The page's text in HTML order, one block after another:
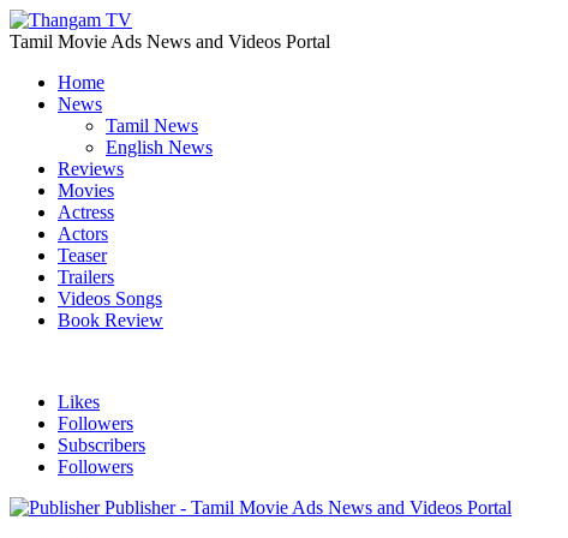
Tamil Movie Ads News and Videos Portal
Home
News
Tamil News
English News
Reviews
Movies
Actress
Actors
Teaser
Trailers
Videos Songs
Book Review
Likes
Followers
Subscribers
Followers
Publisher - Tamil Movie Ads News and Videos Portal